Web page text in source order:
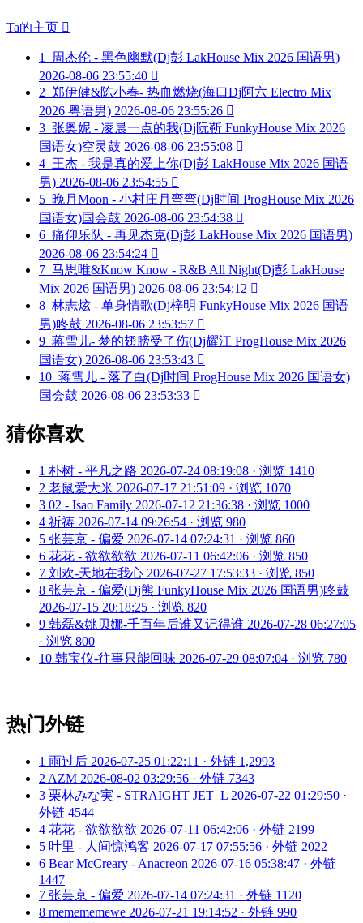
Ta的主页 
1
周杰伦 - 黑色幽默(Dj彭 LakHouse Mix 2026 国语男)
2026-08-06 23:55:40 
2 郑伊健&陈小春- 热血燃烧(海口Dj阿六 Electro Mix
2026 粤语男) 2026-08-06 23:55:26 
3 张奥妮 - 凌晨一点的我(Dj阮靳 FunkyHouse Mix 2026
国语女)空灵鼓 2026-08-06 23:55:08 
4 王杰 - 我是真的爱上你(Dj彭 LakHouse Mix 2026 国语
男) 2026-08-06 23:54:55 
5 晚月Moon - 小村庄月弯弯(Dj时间 ProgHouse Mix 2026
国语女)国会鼓 2026-08-06 23:54:38 
6 痛仰乐队 - 再见杰克(Dj彭 LakHouse Mix 2026 国语男)
2026-08-06 23:54:24 
7 马思唯&Know Know - R&B All Night(Dj彭 LakHouse
Mix 2026 国语男) 2026-08-06 23:54:12 
8 林志炫 - 单身情歌(Dj梓明 FunkyHouse Mix 2026 国语
男)咚鼓 2026-08-06 23:53:57 
9 蒋雪儿- 梦的翅膀受了伤(Dj耀江 ProgHouse Mix 2026
国语女) 2026-08-06 23:53:43 
10 蒋雪儿 - 落了白(Dj时间 ProgHouse Mix 2026 国语女)
国会鼓 2026-08-06 23:53:33 
猜你喜欢
1 朴树 - 平凡之路 2026-07-24 08:19:08 · 浏览 1410
2 老鼠爱大米 2026-07-17 21:51:09 · 浏览 1070
3 02 - Isao Family 2026-07-12 21:36:38 · 浏览 1000
4 祈祷 2026-07-14 09:26:54 · 浏览 980
5 张芸京 - 偏爱 2026-07-14 07:24:31 · 浏览 860
6 花花 - 欲欲欲欲 2026-07-11 06:42:06 · 浏览 850
7 刘欢-天地在我心 2026-07-27 17:53:33 · 浏览 850
8 张芸京 - 偏爱(Dj熊 FunkyHouse Mix 2026 国语男)咚鼓
2026-07-15 20:18:25 · 浏览 820
9 韩磊&姚贝娜-千百年后谁又记得谁 2026-07-28 06:27:05
· 浏览 800
10 韩宝仪-往事只能回味 2026-07-29 08:07:04 · 浏览 780
热门外链
1 雨过后 2026-07-25 01:22:11 · 外链 1,2993
2 AZM 2026-08-02 03:29:56 · 外链 7343
3 栗林みな実 - STRAIGHT JET_L 2026-07-22 01:29:50 ·
外链 4544
4 花花 - 欲欲欲欲 2026-07-11 06:42:06 · 外链 2199
5 叶里 - 人间惊鸿客 2026-07-17 07:55:56 · 外链 2022
6 Bear McCreary - Anacreon 2026-07-16 05:38:47 · 外链
1447
7 张芸京 - 偏爱 2026-07-14 07:24:31 · 外链 1120
8 memememewe 2026-07-21 19:14:52 · 外链 990